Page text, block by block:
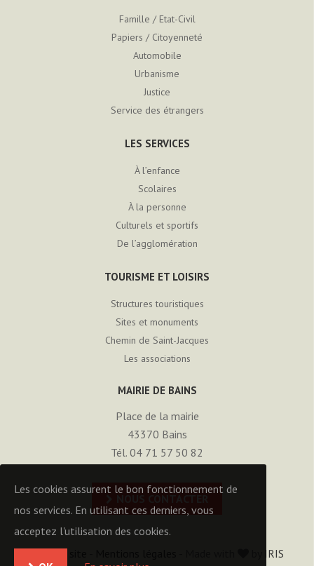
Famille / Etat-Civil
Papiers / Citoyenneté
Automobile
Urbanisme
Justice
Service des étrangers
LES SERVICES
À l’enfance
Scolaires
À la personne
Culturels et sportifs
De l’agglomération
TOURISME ET LOISIRS
Structures touristiques
Sites et monuments
Chemin de Saint-Jacques
Les associations
MAIRIE DE BAINS
Place de la mairie
43370 Bains
Tél. 04 71 57 50 82
IRIS
Les cookies assurent le bon fonctionnement de
nos services. En utilisant ces derniers, vous
acceptez l'utilisation des cookies.